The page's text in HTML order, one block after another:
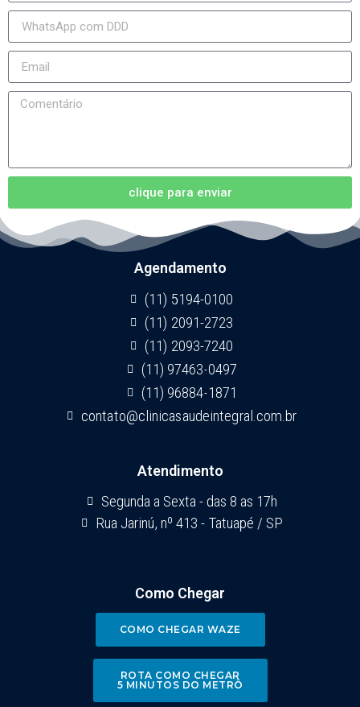
clique para enviar
Agendamento
(11) 5194-0100
(11) 2091-2723
(11) 2093-7240
(11) 97463-0497
(11) 96884-1871
contato@clinicasaudeintegral.com.br
Atendimento
Segunda a Sexta - das 8 as 17h
Rua Jarinú, nº 413 - Tatuapé / SP
Como Chegar
COMO CHEGAR WAZE
ROTA COMO CHEGAR
5 MINUTOS DO METRÔ